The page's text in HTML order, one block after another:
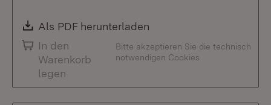
Download:
Als PDF herunterladen
In den
Warenkorb
legen
Bitte akzeptieren Sie die technisch
notwendigen Cookies